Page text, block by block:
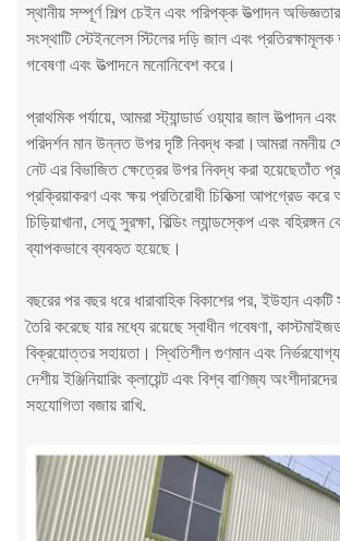
স্থানীয় সম্পূর্ণ শিল্প চেইন এবং পরিপক্ক উত্পাদন
সংস্থাটি স্টেইনলেস স্টিলের দড়ি জাল এবং
গবেষণা এবং উত্পাদনে মনোনিবেশ করে।
প্রাথমিক পর্যায়ে, আমরা স্ট্যান্ডার্ড ওয়্যার জাল উত্পাদন
পরিদর্শন মান উন্নত উপর দৃষ্টি নিবদ্ধ করা।আমরা নমনীয়
নেট এর বিভাজিত ক্ষেত্রের উপর নিবদ্ধ করা হয়েছেতাঁত
প্রক্রিয়াকরণ এবং ক্ষয় প্রতিরোধী চিকিত্সা আপগ্রেড করে
চিড়িয়াখানা, সেতু সুরক্ষা, বিল্ডিং ল্যান্ডস্কেপ এবং বহিরঙ্গন
ব্যাপকভাবে ব্যবহৃত হয়েছে।
বছরের পর বছর ধরে ধারাবাহিক বিকাশের পর, ইউহান একটি
তৈরি করেছে যার মধ্যে রয়েছে স্বাধীন গবেষণা,
বিক্রয়োত্তর সহায়তা। স্থিতিশীল গুণমান এবং
দেশীয় ইঞ্জিনিয়ারিং ক্লায়েন্ট এবং বিশ্ব বাণিজ্য অংশীদারদের
সহযোগিতা বজায় রাখি.